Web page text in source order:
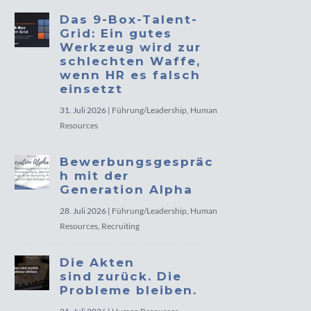
Das 9-Box-Talent-
Grid: Ein gutes
Werkzeug wird zur
schlechten Waffe,
wenn HR es falsch
einsetzt
31. Juli 2026 | Führung/Leadership, Human
Resources
Bewerbungsgespräc
h mit der
Generation Alpha
28. Juli 2026 | Führung/Leadership, Human
Resources, Recruiting
Die Akten
sind zurück. Die
Probleme bleiben.